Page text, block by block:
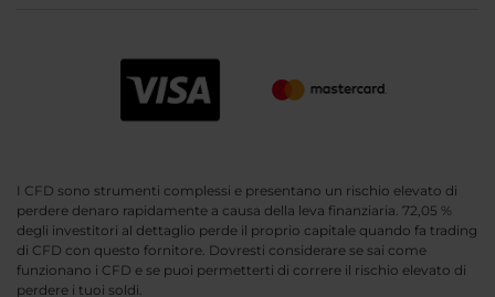
I CFD sono strumenti complessi e presentano un rischio elevato di
perdere denaro rapidamente a causa della leva finanziaria. 72,05 %
degli investitori al dettaglio perde il proprio capitale quando fa trading
di CFD con questo fornitore. Dovresti considerare se sai come
funzionano i CFD e se puoi permetterti di correre il rischio elevato di
perdere i tuoi soldi.